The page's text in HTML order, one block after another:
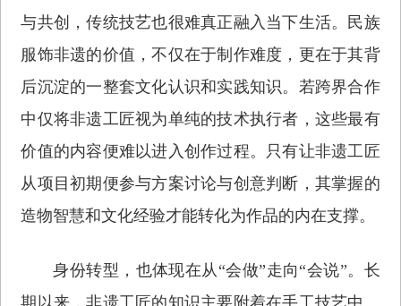
与共创，传统技艺也很难真正融入当下生活。民族
服饰非遗的价值，不仅在于制作难度，更在于其背
后沉淀的一整套文化认识和实践知识。若跨界合作
中仅将非遗工匠视为单纯的技术执行者，这些最有
价值的内容便难以进入创作过程。只有让非遗工匠
从项目初期便参与方案讨论与创意判断，其掌握的
造物智慧和文化经验才能转化为作品的内在支撑。
身份转型，也体现在从“会做”走向“会说”。长
期以来，非遗工匠的知识主要附着在手工技艺中、